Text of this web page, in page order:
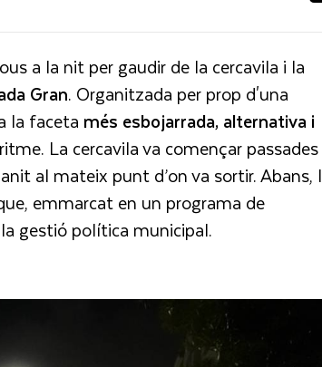
a la nit per gaudir de la cercavila i la
Gran. Organitzada per prop d'una
la faceta més esbojarrada, alternativa i
La cercavila va començar passades
al mateix punt d’on va sortir. Abans,
emmarcat en un programa de
gestió política municipal.